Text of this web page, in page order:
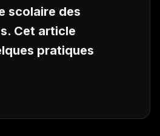
scolaire des
Cet article
pratiques